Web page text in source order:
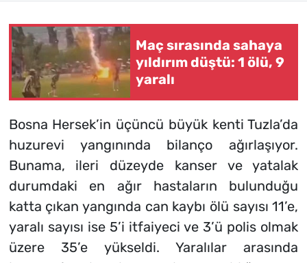
Maç sırasında sahaya
yıldırım düştü: 1 ölü, 9
yaralı
Bosna Hersek’in üçüncü büyük kenti Tuzla’da
huzurevi yangınında bilanço ağırlaşıyor.
Bunama, ileri düzeyde kanser ve yatalak
durumdaki en ağır hastaların bulunduğu
katta çıkan yangında can kaybı ölü sayısı 11’e,
yaralı sayısı ise 5’i itfaiyeci ve 3’ü polis olmak
üzere 35’e yükseldi. Yaralılar arasında